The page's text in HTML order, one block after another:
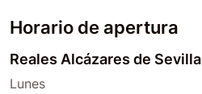
Horario de apertura
Reales Alcázares de Sevilla
Lunes